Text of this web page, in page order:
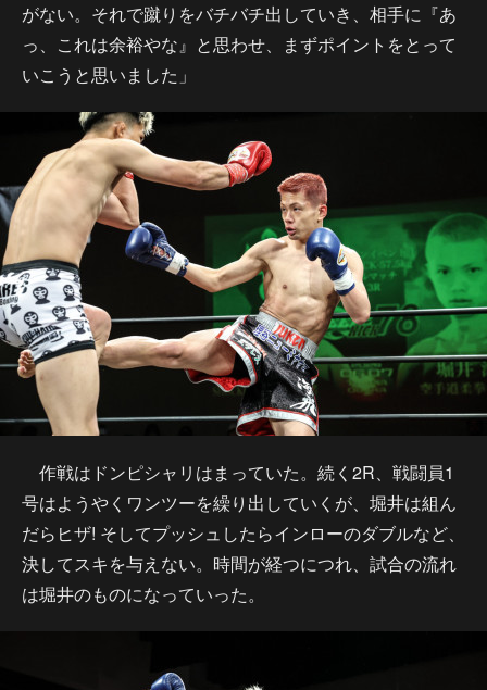
がない。それで蹴りをバチバチ出していき、相手に『あ
っ、これは余裕やな』と思わせ、まずポイントをとって
いこうと思いました」
作戦はドンピシャリはまっていた。続く2R、戦闘員1
号はようやくワンツーを繰り出していくが、堀井は組ん
だらヒザ! そしてプッシュしたらインローのダブルなど、
決してスキを与えない。時間が経つにつれ、試合の流れ
は堀井のものになっていった。